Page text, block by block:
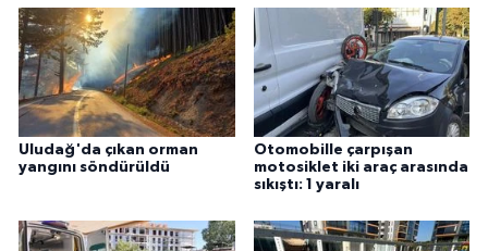
Uludağ'da çıkan orman
yangını söndürüldü
Otomobille çarpışan
motosiklet iki araç arasında
sıkıştı: 1 yaralı